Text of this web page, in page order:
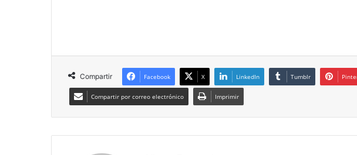
Compartir Facebook X LinkedIn Tumblr
Compartir por correo electrónico Imprimir